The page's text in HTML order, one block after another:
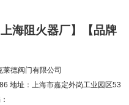
海阻火器厂】【品牌
德阀门有限公司
地址：上海市嘉定外岗工业园区53